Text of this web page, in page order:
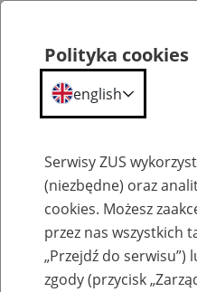
Praca w ZUS
Wszystkie
Polityka cookies
english
Serwisy ZUS
(niezbędne) oraz
cookies. Możesz
przez nas wszystkich
„Przejdź do
zgody (przycisk